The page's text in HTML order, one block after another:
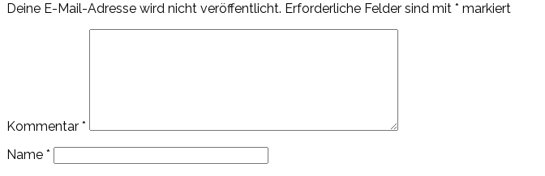
Deine E-Mail-Adresse wird nicht veröffentlicht. Erforderliche Felder sind mit * markiert
Kommentar *
Name *